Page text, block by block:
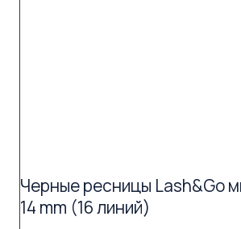
Черные ресницы Lash&Go
14 mm (16 линий)